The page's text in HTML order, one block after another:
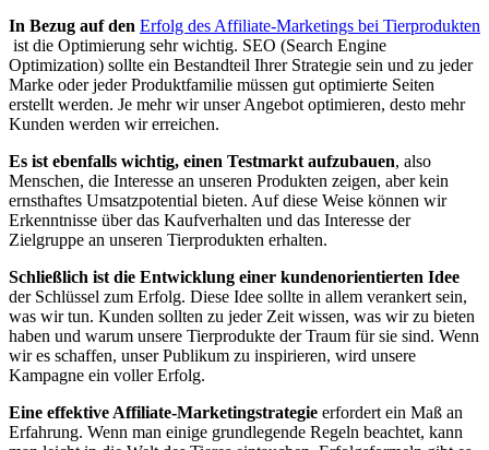
In Bezug ⁣auf den Erfolg des Affiliate-Marketings ​bei Tierprodukten
⁣ ist die‍ Optimierung sehr wichtig. SEO (Search Engine
Optimization) sollte ein Bestandteil Ihrer Strategie sein ‍und zu jeder
Marke oder jeder‍ Produktfamilie müssen ​gut optimierte Seiten
erstellt werden.⁣ Je mehr wir unser Angebot optimieren, ‌desto mehr
Kunden⁤ werden wir erreichen.
Es ⁣ist ebenfalls ⁤wichtig, einen Testmarkt aufzubauen,⁤ also
Menschen, die Interesse an unseren Produkten zeigen, aber ⁢kein
⁢ernsthaftes Umsatzpotential bieten. Auf diese Weise können wir⁤
Erkenntnisse über das Kaufverhalten und das ‍Interesse der
Zielgruppe an unseren Tierprodukten erhalten.
Schließlich ist‍ die⁢ Entwicklung‍ einer kundenorientierten Idee
‍der ⁤Schlüssel zum Erfolg. Diese Idee sollte ⁤in‌ allem verankert ⁣sein,
was wir tun.‌ Kunden sollten ⁣zu jeder Zeit⁣ wissen, was wir zu ⁣bieten
haben und warum unsere Tierprodukte der⁤ Traum für ⁤sie sind. Wenn
wir es schaffen, unser Publikum zu inspirieren, wird unsere
Kampagne⁢ ein voller⁣ Erfolg. ‍
Eine effektive ⁢Affiliate-Marketingstrategie erfordert ein Maß⁢ an
Erfahrung. Wenn⁣ man ‌einige grundlegende Regeln ⁤beachtet, kann